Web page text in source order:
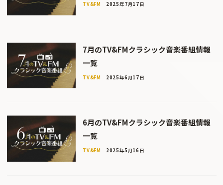
TV&FM 2025年7月17日
7月のTV&FMクラシック音楽番組情報
一覧
TV&FM 2025年6月17日
6月のTV&FMクラシック音楽番組情報
一覧
TV&FM 2025年5月16日